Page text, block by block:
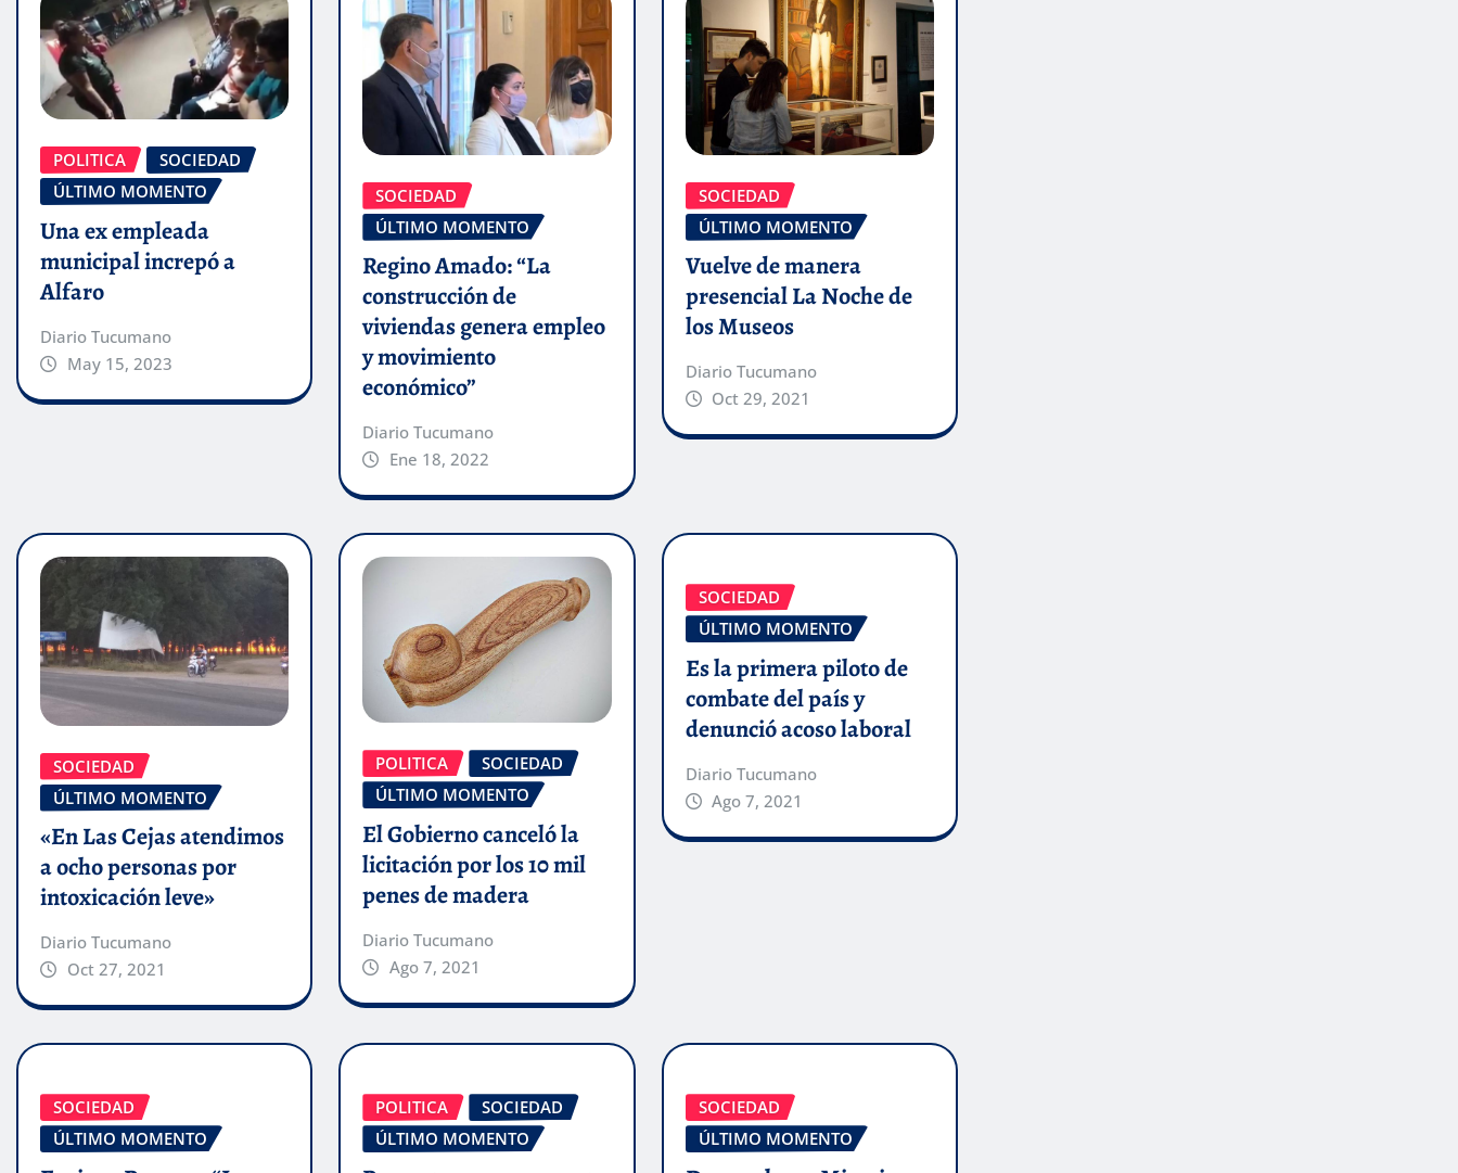
POLITICA
SOCIEDAD
ÚLTIMO MOMENTO
Una ex empleada
municipal increpó a
Alfaro
Diario Tucumano
May 15, 2023
SOCIEDAD
ÚLTIMO MOMENTO
Regino Amado: “La
construcción de
viviendas genera empleo
y movimiento
económico”
Diario Tucumano
Ene 18, 2022
SOCIEDAD
ÚLTIMO MOMENTO
Vuelve de manera
presencial La Noche de
los Museos
Diario Tucumano
Oct 29, 2021
SOCIEDAD
ÚLTIMO MOMENTO
«En Las Cejas atendimos
a ocho personas por
intoxicación leve»
Diario Tucumano
Oct 27, 2021
POLITICA
SOCIEDAD
ÚLTIMO MOMENTO
El Gobierno canceló la
licitación por los 10 mil
penes de madera
Diario Tucumano
Ago 7, 2021
SOCIEDAD
ÚLTIMO MOMENTO
Es la primera piloto de
combate del país y
denunció acoso laboral
Diario Tucumano
Ago 7, 2021
SOCIEDAD
ÚLTIMO MOMENTO
POLITICA
SOCIEDAD
ÚLTIMO MOMENTO
SOCIEDAD
ÚLTIMO MOMENTO